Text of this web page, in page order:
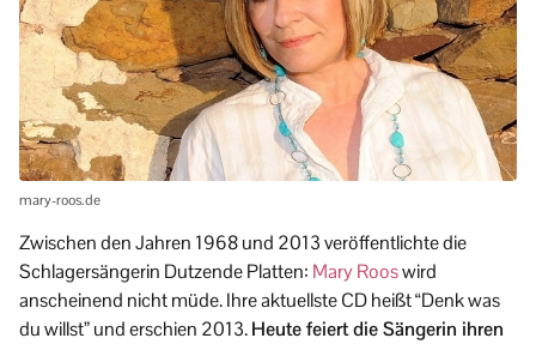
mary-roos.de
Zwischen den Jahren 1968 und 2013 veröffentlichte die
Schlagersängerin Dutzende Platten: Mary Rooswird
anscheinend nicht müde. Ihre aktuellste CD heißt “Denk was
du willst” und erschien 2013.Heute feiert die Sängerin ihren